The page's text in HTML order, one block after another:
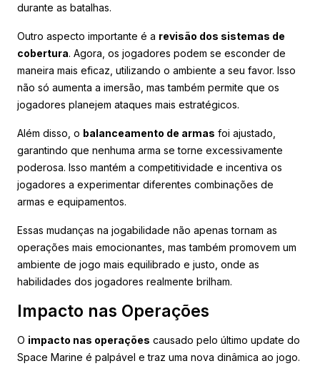
durante as batalhas.
Outro aspecto importante é a revisão dos sistemas de
cobertura. Agora, os jogadores podem se esconder de
maneira mais eficaz, utilizando o ambiente a seu favor. Isso
não só aumenta a imersão, mas também permite que os
jogadores planejem ataques mais estratégicos.
Além disso, o balanceamento de armas foi ajustado,
garantindo que nenhuma arma se torne excessivamente
poderosa. Isso mantém a competitividade e incentiva os
jogadores a experimentar diferentes combinações de
armas e equipamentos.
Essas mudanças na jogabilidade não apenas tornam as
operações mais emocionantes, mas também promovem um
ambiente de jogo mais equilibrado e justo, onde as
habilidades dos jogadores realmente brilham.
Impacto nas Operações
O impacto nas operações causado pelo último update do
Space Marine é palpável e traz uma nova dinâmica ao jogo.